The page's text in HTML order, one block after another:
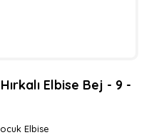
Elbise Bej - 9 -
Elbise